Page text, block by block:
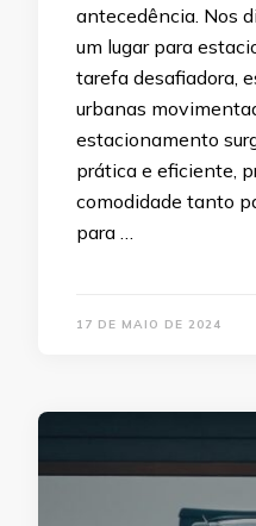
antecedência. Nos
um lugar para
tarefa desafiadora,
urbanas
estacionamento
prática e eficiente,
comodidade tanto
para …
17 DE MAIO DE 2024